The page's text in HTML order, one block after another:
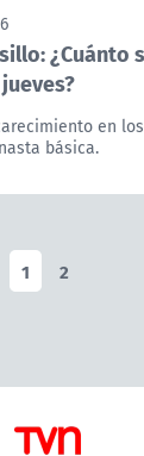
¿Cuánto
en
básica.
1 2